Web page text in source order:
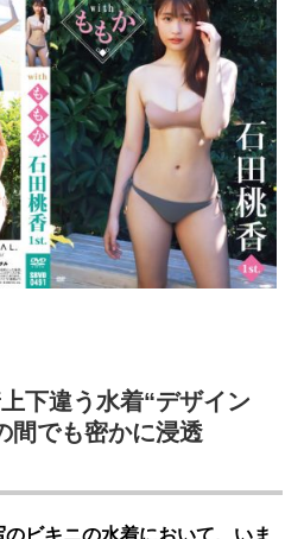
下違う水着“デザイン
間でも密かに浸透